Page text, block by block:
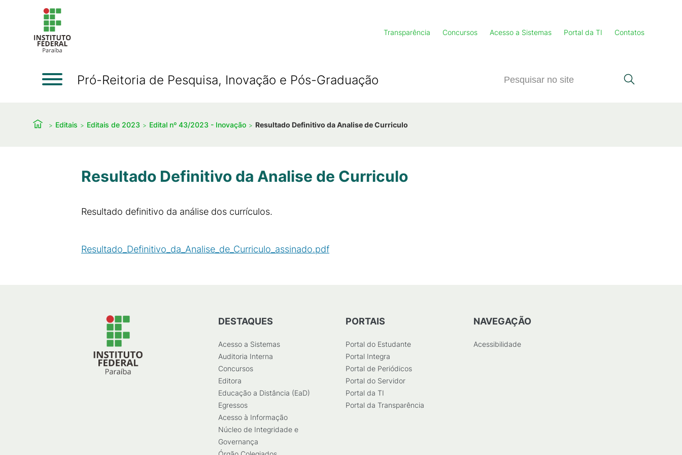
Transparência Concursos Acesso a Sistemas Portal da TI Contatos
Pró-Reitoria de Pesquisa, Inovação e Pós-Graduação
Editais Editais de 2023 Edital nº 43/2023 - Inovação Resultado Definitivo da Analise de Curriculo
Resultado Definitivo da Analise de Curriculo
Resultado definitivo da análise dos currículos.
Resultado_Definitivo_da_Analise_de_Curriculo_assinado.pdf
DESTAQUES
Acesso a Sistemas
Auditoria Interna
Concursos
Editora
Educação a Distância (EaD)
Egressos
Acesso à Informação
Núcleo de Integridade e
Governança
PORTAIS
Portal do Estudante
Portal Integra
Portal de Periódicos
Portal do Servidor
Portal da TI
Portal da Transparência
NAVEGAÇÃO
Acessibilidade